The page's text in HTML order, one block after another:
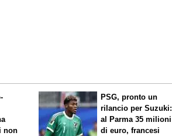
non
PSG, pronto un
rilancio per Suzuki:
al Parma 35 milioni
di euro, francesi